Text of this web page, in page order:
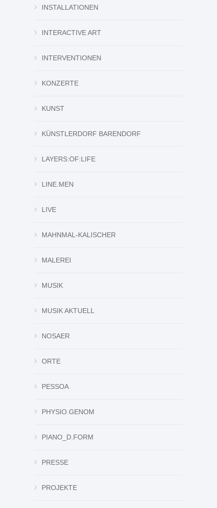
INSTALLATIONEN
INTERACTIVE ART
INTERVENTIONEN
KONZERTE
KUNST
KÜNSTLERDORF BARENDORF
LAYERS:OF:LIFE
LINE.MEN
LIVE
MAHNMAL-KALISCHER
MALEREI
MUSIK
MUSIK AKTUELL
NOSAER
ORTE
PESSOA
PHYSIO.GENOM
PIANO_D.FORM
PRESSE
PROJEKTE